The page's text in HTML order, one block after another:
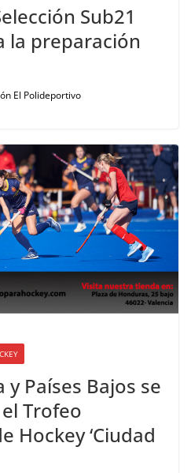
Sub21
la preparación
El Polideportivo
y Países Bajos se
Trofeo
Hockey ‘Ciudad